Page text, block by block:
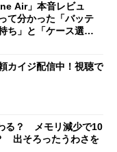
Air」本音レビュ
て分かった「バッテ
ち」と「ケース選
カイジ配信中！視聴で
る？ メモリ減少で10
出そろったうわさを